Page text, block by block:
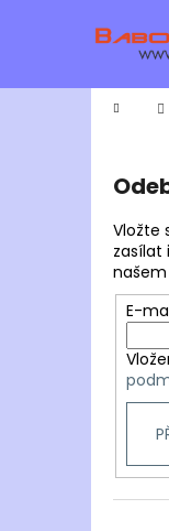
Domů
Vložte
zasílat
E-
í
do
do